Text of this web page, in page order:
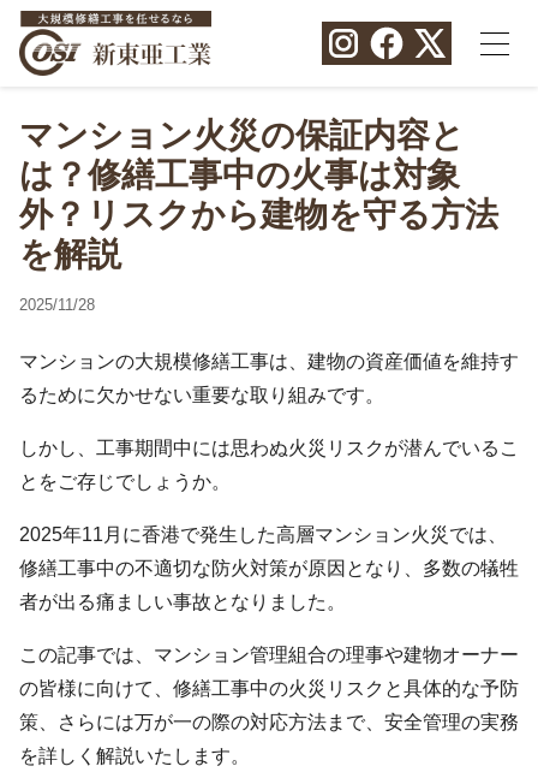
マンション火災の保証内容と
は？修繕工事中の火事は対象
外？リスクから建物を守る方法
を解説
2025/11/28
マンションの大規模修繕工事は、建物の資産価値を維持す
るために欠かせない重要な取り組みです。
しかし、工事期間中には思わぬ火災リスクが潜んでいるこ
とをご存じでしょうか。
2025年11月に香港で発生した高層マンション火災では、
修繕工事中の不適切な防火対策が原因となり、多数の犠牲
者が出る痛ましい事故となりました。
この記事では、マンション管理組合の理事や建物オーナー
の皆様に向けて、修繕工事中の火災リスクと具体的な予防
策、さらには万が一の際の対応方法まで、安全管理の実務
を詳しく解説いたします。